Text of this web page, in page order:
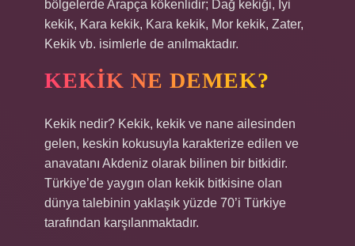
bölgelerde Arapça kökenlidir; Dağ kekiği, İyi
kekik, Kara kekik, Kara kekik, Mor kekik, Zater,
Kekik vb. isimlerle de anılmaktadır.
KEKIK NE DEMEK?
Kekik nedir? Kekik, kekik ve nane ailesinden
gelen, keskin kokusuyla karakterize edilen ve
anavatanı Akdeniz olarak bilinen bir bitkidir.
Türkiye’de yaygın olan kekik bitkisine olan
dünya talebinin yaklaşık yüzde 70’i Türkiye
tarafından karşılanmaktadır.